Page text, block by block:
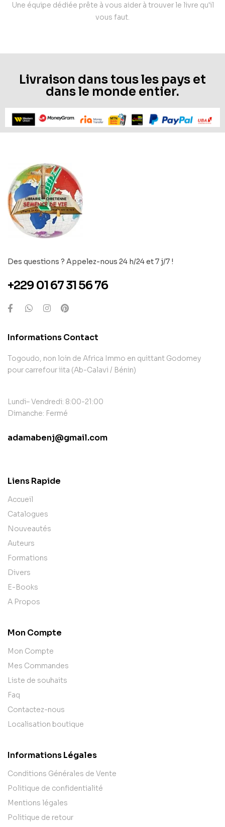
Une équipe dédiée prête à vous aider à trouver le livre qu'il
vous faut.
Livraison dans tous les pays et
dans le monde entier.
Des questions ? Appelez-nous 24 h/24 et 7 j/7 !
+229 01 67 31 56 76
Informations Contact
Togoudo, non loin de Africa Immo en quittant Godomey
pour carrefour iita (Ab-Calavi / Bénin)
Lundi– Vendredi: 8:00-21:00
Dimanche: Fermé
adamabenj@gmail.com
Liens Rapide
Accueil
Catalogues
Nouveautés
Auteurs
Formations
Divers
E-Books
A Propos
Mon Compte
Mon Compte
Mes Commandes
Liste de souhaits
Faq
Contactez-nous
Localisation boutique
Informations Légales
Conditions Générales de Vente
Politique de confidentialité
Mentions légales
Politique de retour